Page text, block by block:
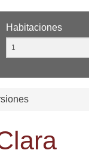
Habitaciones